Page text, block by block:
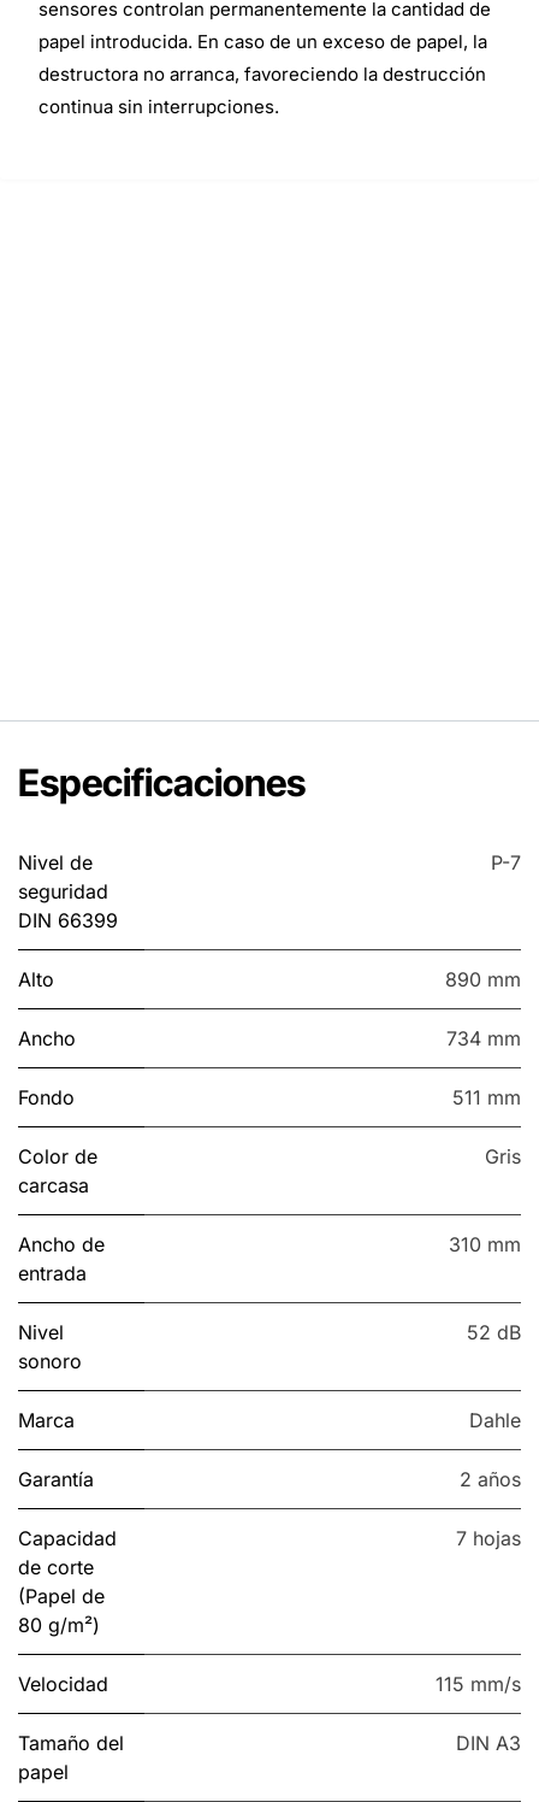
sensores controlan permanentemente la cantidad de
papel introducida. En caso de un exceso de papel, la
destructora no arranca, favoreciendo la destrucción
continua sin interrupciones.
Especificaciones
Nivel de
seguridad
DIN 66399
P-7
Alto 890 mm
Ancho 734 mm
Fondo 511 mm
Color de
carcasa
Gris
Ancho de
entrada
310 mm
Nivel
sonoro
52 dB
Marca Dahle
Garantía 2 años
Capacidad
de corte
(Papel de
80 g/m²)
7 hojas
Velocidad 115 mm/s
Tamaño del
papel
DIN A3